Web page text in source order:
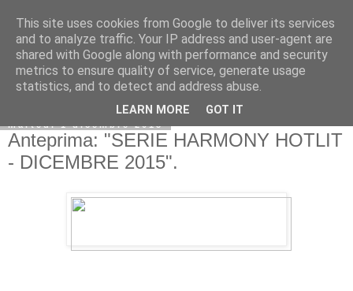
martedì 1 dicembre 2015
Anteprima: "SERIE HARMONY HOTLIT
- DICEMBRE 2015".
This site uses cookies from Google to deliver its services
and to analyze traffic. Your IP address and user-agent are
shared with Google along with performance and security
metrics to ensure quality of service, generate usage
statistics, and to detect and address abuse.
LEARN MORE GOT IT